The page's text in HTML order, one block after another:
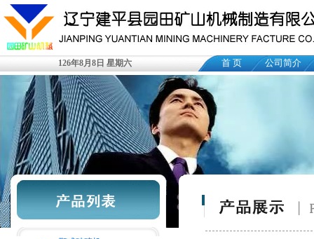
126年8月8日 星期六 首 页 公司简介